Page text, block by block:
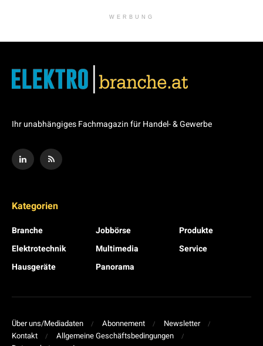
WERBUNG
Ihr unabhängiges Fachmagazin für Handel- & Gewerbe
Kategorien
Branche
Elektrotechnik
Hausgeräte
Jobbörse
Multimedia
Panorama
Produkte
Service
Über uns/Mediadaten Abonnement
Newsletter
Kontakt
Allgemeine Geschäftsbedingungen